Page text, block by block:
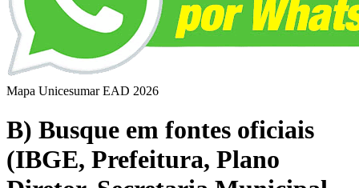
Mapa Unicesumar EAD 2026
B) Busque em fontes oficiais
(IBGE, Prefeitura, Plano